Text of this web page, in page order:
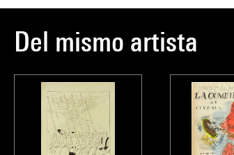
Del mismo artista